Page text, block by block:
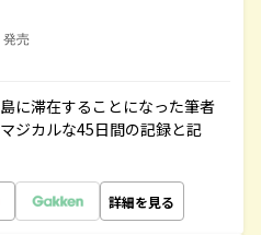
発売
に滞在することになった筆者
ジカルな45日間の記録と記
詳細を見る